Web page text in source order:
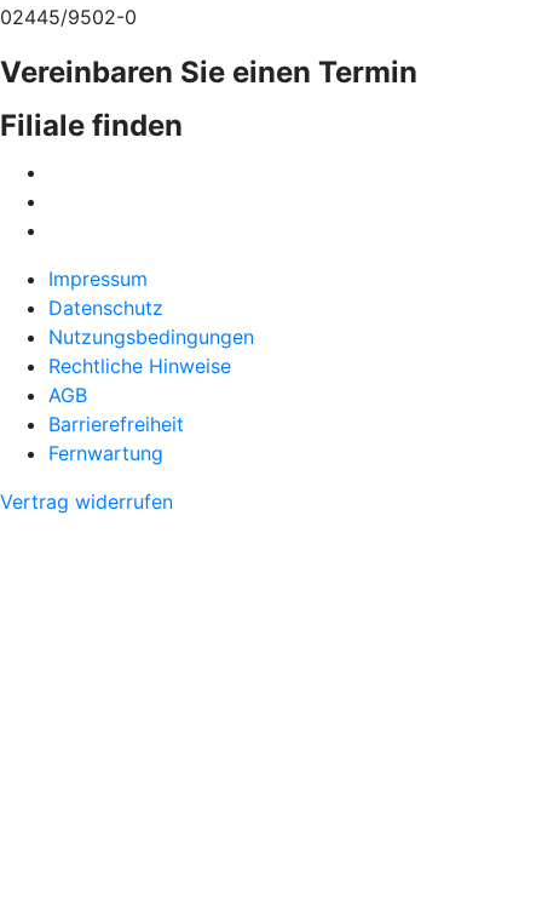
02445/9502-0
Vereinbaren Sie einen Termin
Filiale finden
Impressum
Datenschutz
Nutzungsbedingungen
Rechtliche Hinweise
AGB
Barrierefreiheit
Fernwartung
Vertrag widerrufen